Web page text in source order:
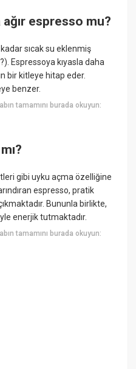
espresso mu?
sıcak su eklenmiş
Espressoya kıyasla daha
bir kitleye hitap eder.
benzer.
tamamını burada okuyun:
gibi uyku açma özelliğine
espresso, pratik
Bununla birlikte,
enerjik tutmaktadır.
tamamını burada okuyun: